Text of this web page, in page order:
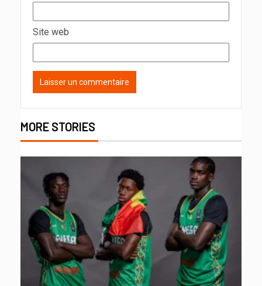
Site web
MORE STORIES